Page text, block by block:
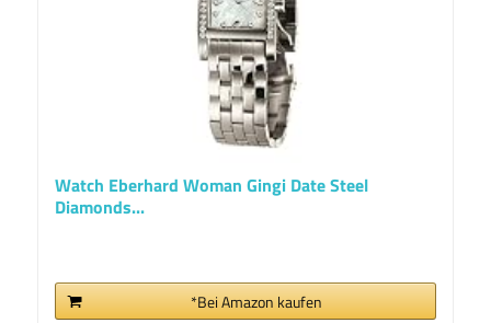
Watch Eberhard Woman Gingi Date Steel
Diamonds...
*Bei Amazon kaufen